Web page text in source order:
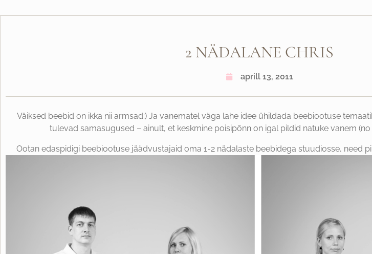
2 NÄDALANE CHRIS
aprill 13, 2011
Väiksed beebid on ikka nii armsad:) Ja vanematel väga lahe idee ühildada beebiootuse
tulevad samasugused – ainult, et keskmine poisipõnn on igal pildid natuke vanem
Ootan edaspidigi beebiootuse jäädvustajaid oma 1-2 nädalaste beebidega stuudiosse, need